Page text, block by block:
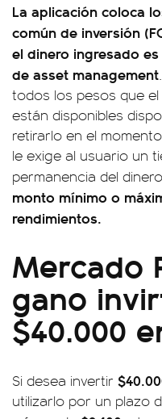
La aplicación coloca
común de inversión
el dinero ingresado
de asset management
todos los pesos que
están disponibles
retirarlo en el
le exige al usuario un
permanencia del
monto mínimo o
rendimientos.
Mercado
gano
$40.000
Si desea invertir
utilizarlo por un plazo